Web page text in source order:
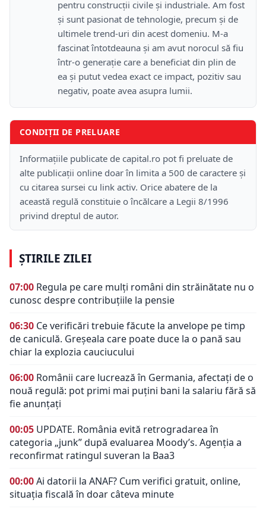
pentru construcții civile și industriale. Am fost
și sunt pasionat de tehnologie, precum și de
ultimele trend-uri din acest domeniu. M-a
fascinat întotdeauna și am avut norocul să fiu
într-o generație care a beneficiat din plin de
ea și putut vedea exact ce impact, pozitiv sau
negativ, poate avea asupra lumii.
CONDIȚII DE PRELUARE
Informațiile publicate de capital.ro pot fi preluate de
alte publicații online doar în limita a 500 de caractere și
cu citarea sursei cu link activ. Orice abatere de la
această regulă constituie o încălcare a Legii 8/1996
privind dreptul de autor.
ȘTIRILE ZILEI
07:00 Regula pe care mulți români din străinătate nu o
cunosc despre contribuțiile la pensie
06:30 Ce verificări trebuie făcute la anvelope pe timp
de caniculă. Greșeala care poate duce la o pană sau
chiar la explozia cauciucului
06:00 Românii care lucrează în Germania, afectați de o
nouă regulă: pot primi mai puțini bani la salariu fără să
fie anunțați
00:05 UPDATE. România evită retrogradarea în
categoria „junk” după evaluarea Moody’s. Agenția a
reconfirmat ratingul suveran la Baa3
00:00Ai datorii la ANAF? Cum verifici gratuit, online,
situația fiscală în doar câteva minute